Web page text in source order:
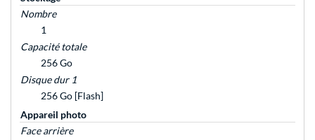
Nombre
1
Capacité totale
256 Go
Disque dur 1
256 Go [Flash]
Appareil photo
Face arrière